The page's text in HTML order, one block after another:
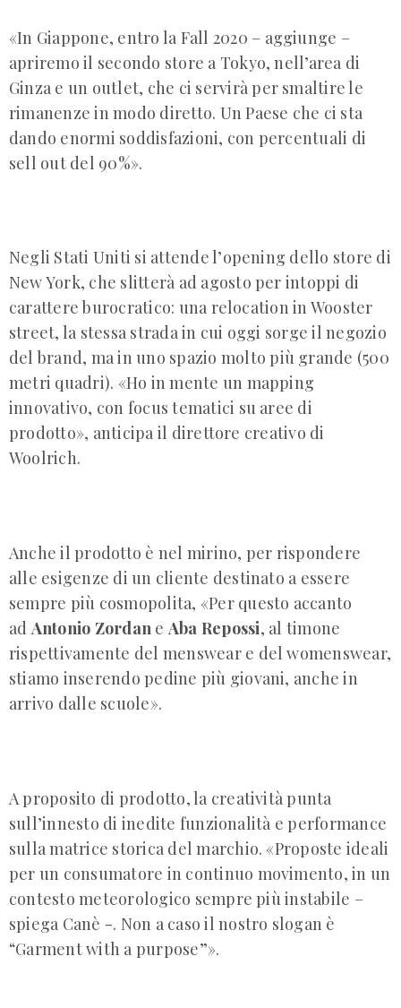
«In Giappone, entro la Fall 2020 – aggiunge –
apriremo il secondo store a Tokyo, nell’area di
Ginza e un outlet, che ci servirà per smaltire le
rimanenze in modo diretto. Un Paese che ci sta
dando enormi soddisfazioni, con percentuali di
sell out del 90%».
Negli Stati Uniti si attende l’opening dello store di
New York, che slitterà ad agosto per intoppi di
carattere burocratico: una relocation in Wooster
street, la stessa strada in cui oggi sorge il negozio
del brand, ma in uno spazio molto più grande (500
metri quadri). «Ho in mente un mapping
innovativo, con focus tematici su aree di
prodotto», anticipa il direttore creativo di
Woolrich.
Anche il prodotto è nel mirino, per rispondere
alle esigenze di un cliente destinato a essere
sempre più cosmopolita, «Per questo accanto
ad Antonio Zordan e Aba Repossi, al timone
rispettivamente del menswear e del womenswear,
stiamo inserendo pedine più giovani, anche in
arrivo dalle scuole».
A proposito di prodotto, la creatività punta
sull’innesto di inedite funzionalità e performance
sulla matrice storica del marchio. «Proposte ideali
per un consumatore in continuo movimento, in un
contesto meteorologico sempre più instabile –
spiega Canè -. Non a caso il nostro slogan è
“Garment with a purpose”».